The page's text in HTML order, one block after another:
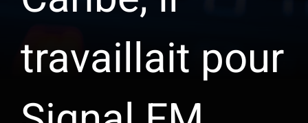
travaillait pour